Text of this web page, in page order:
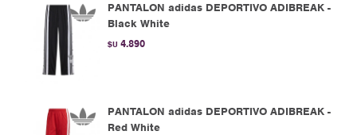
PANTALON adidas DEPORTIVO ADIBREAK -
Black White
$U 4.890
PANTALON adidas DEPORTIVO ADIBREAK -
Red White